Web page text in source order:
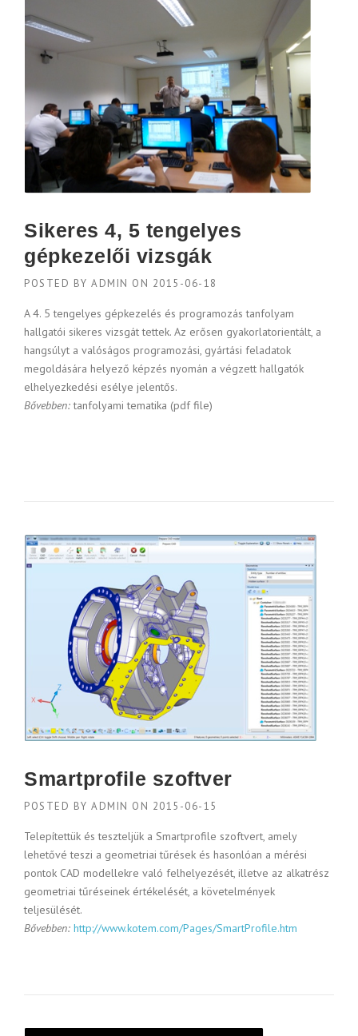
Sikeres 4, 5 tengelyes
gépkezelői vizsgák
POSTED BY ADMIN ON 2015-06-18
A 4. 5 tengelyes gépkezelés és programozás tanfolyam
hallgatói sikeres vizsgát tettek. Az erősen gyakorlatorientált, a
hangsúlyt a valóságos programozási, gyártási feladatok
megoldására helyező képzés nyomán a végzett hallgatók
elhelyezkedési esélye jelentős.
Bővebben:tanfolyami tematika (pdf file)
Smartprofile szoftver
POSTED BY ADMIN ON 2015-06-15
Telepítettük és teszteljük a Smartprofile szoftvert, amely
lehetővé teszi a geometriai tűrések és hasonlóan a mérési
pontok CAD modellekre való felhelyezését, illetve az alkatrész
geometriai tűréseinek értékelését, a követelmények
teljesülését.
Bővebben: http://www.kotem.com/Pages/SmartProfile.htm